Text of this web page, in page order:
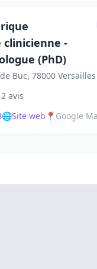
clinicienne -
(PhD)
Buc, 78000 Versailles
2 avis
🌐Site web 📍 Google